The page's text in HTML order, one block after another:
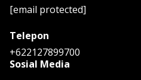
[email protected]
Telepon
+622127899700
Sosial Media